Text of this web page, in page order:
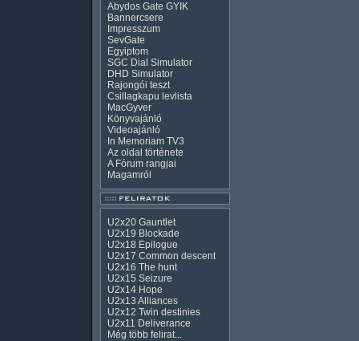
Abydos Gate GYIK
Bannercsere
Impresszum
SevGate
Egyiptom
SGC Dial Simulator
DHD Simulator
Rajongói teszt
Csillagkapu levlista
MacGyver
Könyvajánló
Videoajánló
In Memoriam TV3
Az oldal története
A Fórum rangjai
Magamról
U2x20 Gauntlet
U2x19 Blockade
U2x18 Epilogue
U2x17 Common descent
U2x16 The hunt
U2x15 Seizure
U2x14 Hope
U2x13 Alliances
U2x12 Twin destinies
U2x11 Deliverance
Még több felirat...